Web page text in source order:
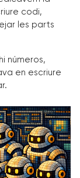
codi,
les parts
números,
en escriure